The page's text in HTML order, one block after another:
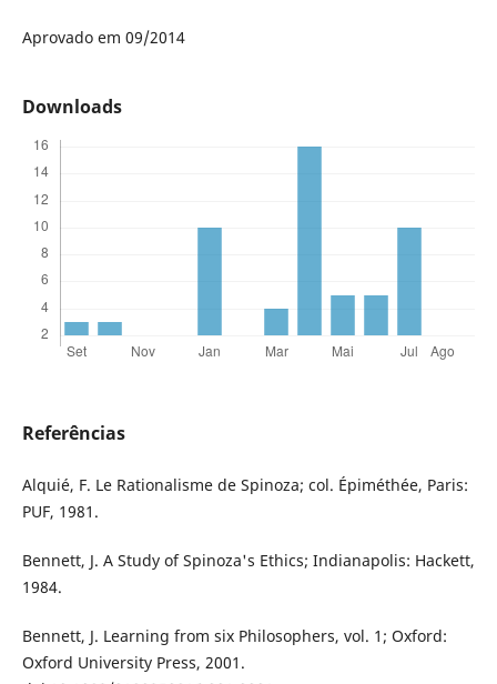
Aprovado em 09/2014
Downloads
Referências
Alquié, F. Le Rationalisme de Spinoza; col. Épiméthée, Paris:
PUF, 1981.
Bennett, J. A Study of Spinoza's Ethics; Indianapolis: Hackett,
1984.
Bennett, J. Learning from six Philosophers, vol. 1; Oxford:
Oxford University Press, 2001.